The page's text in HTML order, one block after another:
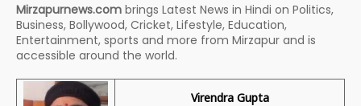
Mirzapurnews.com brings Latest News in Hindi on Politics,
Business, Bollywood, Cricket, Lifestyle, Education,
Entertainment, sports and more from Mirzapur and is
accessible around the world.
Virendra Gupta